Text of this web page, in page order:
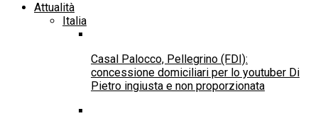
Attualità
Italia
Casal Palocco, Pellegrino (FDI):
concessione domiciliari per lo youtuber Di
Pietro ingiusta e non proporzionata